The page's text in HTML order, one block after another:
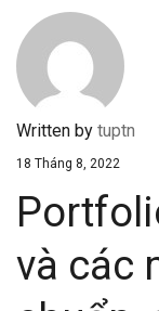
Written by tuptn
18 Tháng 8, 2022
và các